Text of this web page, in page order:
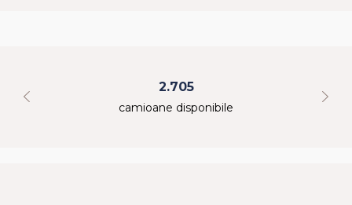
2.705
camioane disponibile